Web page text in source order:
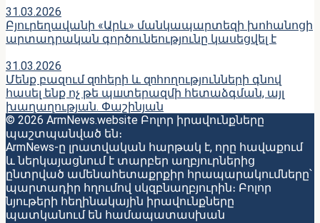
31.03.2026
Բյուրեղավանի «Արև» մանկապարտեզի խոհանոցի
արտադրական գործունեությունը կասեցվել է
31.03.2026
Մենք բազում զnհերի և զnհողությունների գնով
հասել ենք ոչ թե պшտերազմի հետաձգման, այլ
խաղաղության. Փաշինյան
© 2026 ArmNews.website Բոլոր իրավունքները
պաշտպանված են։
ArmNews-ը լրատվական հարթակ է, որը հավաքում
և ներկայացնում է տարբեր աղբյուրներից
ընտրված ամենահետաքրքիր հրապարակումները՝
պարտադիր հղումով սկզբնաղբյուրին։ Բոլոր
նյութերի հեղինակային իրավունքները
պատկանում են համապատասխան